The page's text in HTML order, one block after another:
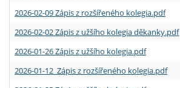
2026-02-09 Zápis z rozšířeného kolegia.pdf
2026-02-02 Zápis z užšího kolegia děkanky.pdf
2026-01-26 Zápis z užšího kolegia.pdf
2026-01-12 Zápis z rozšířeného kolegia.pdf